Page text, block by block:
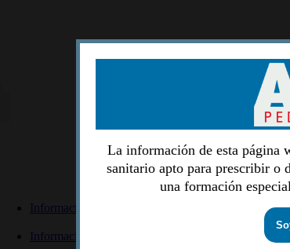
Información lectores
Información autores
La información de esta página
sanitario apto para prescribir o
una formación